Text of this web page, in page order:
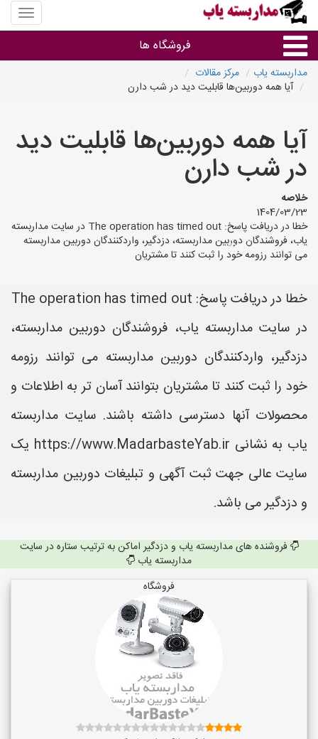
منوی
سایت
یاب
فروشگاه ها
براساس مشخصات ظاهری
براساس برند
فروشندگان دوربین مداربسته
مداربسته یاب
مرکز مقالات
آیا همه دوربین‌ها قابلیت دید در شب دارن
آیا همه دوربین‌ها قابلیت دید
در شب دارن
خلاصه
1404/03/23
خطا در دریافت پاسخ: The operation has timed out در سایت مداربسته
یاب، فروشندگان دوربین مداربسته، دزدگیر، واردکنندگان دوربین مداربسته
می توانند رزومه خود را ثبت کنند تا مشتریان
خطا در دریافت پاسخ: The operation has timed out
در سایت مداربسته یاب، فروشندگان دوربین مداربسته،
دزدگیر، واردکنندگان دوربین مداربسته می توانند رزومه
خود را ثبت کنند تا مشتریان بتوانند آسان تر به اطلاعات و
محصولات آنها دسترسی داشته باشند. سایت مداربسته
یاب به نشانی https://www.MadarbasteYab.ir یک
سایت عالی جهت ثبت آگهی و تبلیغات دوربین مداربسته
و دزدگیر می باشد.
فروشنده های مداربسته یاب و دزدگیر اماکن به ترتیب ستاره در سایت
مداربسته یاب
فروشگاه